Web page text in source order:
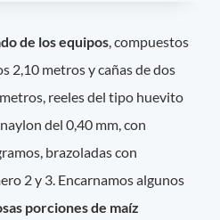
de los equipos , compuestos
2,10 metros y cañas de dos
reeles del tipo huevito
del 0,40 mm, con
brazoladas con
2 y 3. Encarnamos algunos
porciones de maíz